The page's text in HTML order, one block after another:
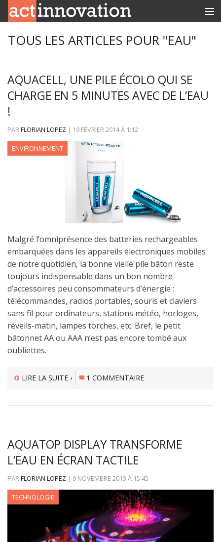
CONTACT
TOUS LES ARTICLES POUR "EAU"
AQUACELL, UNE PILE ÉCOLO QUI SE
CHARGE EN 5 MINUTES AVEC DE L’EAU
!
PARFLORIAN LOPEZ | 19 FÉVRIER 2014À 1:12
ENVIRONNEMENT
Malgré l’omniprésence des batteries rechargeables
embarquées dans les appareils électroniques mobiles
de notre quotidien, la bonne vielle pile bâton reste
toujours indispensable dans un bon nombre
d’accessoires peu consommateurs d’énergie :
télécommandes, radios portables, souris et claviers
sans fil pour ordinateurs, stations météo, horloges,
réveils-matin, lampes torches, etc. Bref, le petit
bâtonnet AA ou AAA n’est pas encore tombé aux
oubliettes.
LIRE LA SUITE › 1 COMMENTAIRE
AQUATOP DISPLAY TRANSFORME
L’EAU EN ÉCRAN TACTILE
PARFLORIAN LOPEZ | 9 NOVEMBRE 2013 À 15:45
TECHNOLOGIE